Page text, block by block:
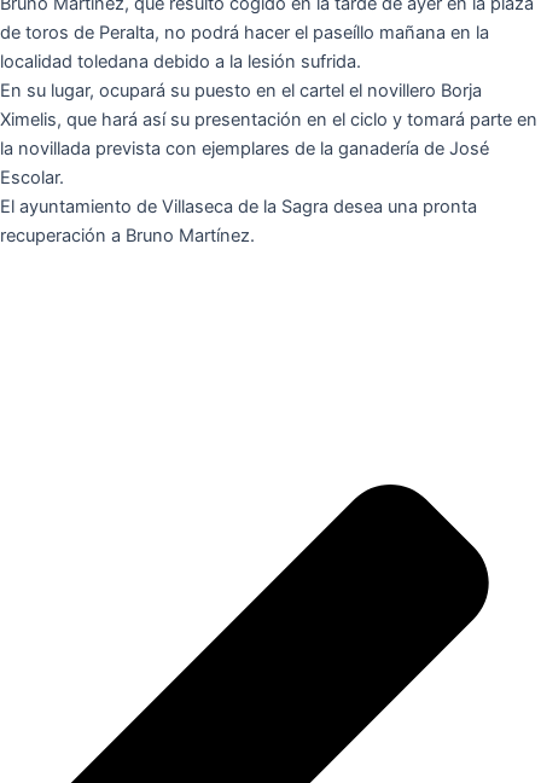
de toros de Peralta, no podrá hacer el paseíllo mañana en la
localidad toledana debido a la lesión sufrida.
En su lugar, ocupará su puesto en el cartel el novillero Borja
Ximelis, que hará así su presentación en el ciclo y tomará parte en
la novillada prevista con ejemplares de la ganadería de José
Escolar.
El ayuntamiento de Villaseca de la Sagra desea una pronta
recuperación a Bruno Martínez.